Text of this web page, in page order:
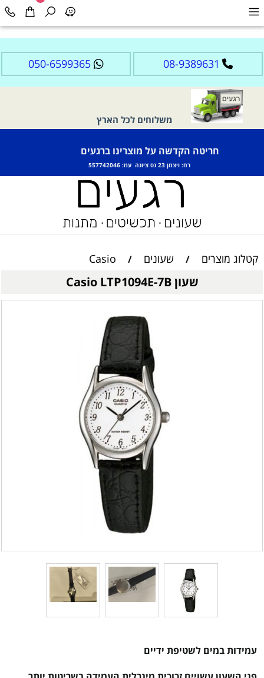
08-9389631
050-6599365
משלוחים לכל הארץ
חריטה הקדשה על מוצרינו ברגעים
רח: ויצמן 23 נס ציונה עמ: 557742046
קטלוג מוצרים / שעונים /
Casio
שעון Casio LTP1094E-7B
עמידות במים לשטיפת ידיים